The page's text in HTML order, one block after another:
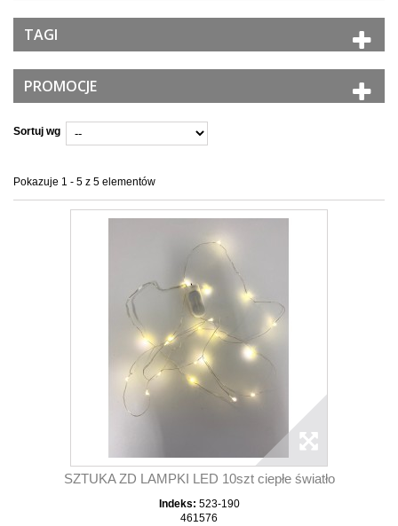
TAGI
PROMOCJE
Sortuj wg
Pokazuje 1 - 5 z 5 elementów
SZTUKA ZD LAMPKI LED 10szt ciepłe światło
Indeks: 523-190
461576